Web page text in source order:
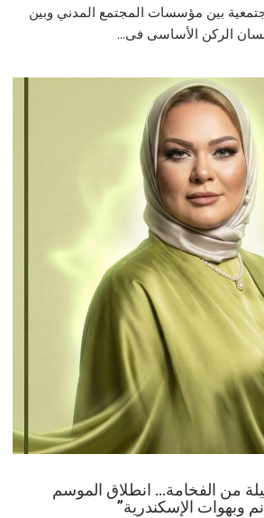
بين مؤسسات المجتمع المدني وبين
الركن الأساسى فى...
من الفخامة… انطلاق الموسم
وبهوات الإسكندرية”